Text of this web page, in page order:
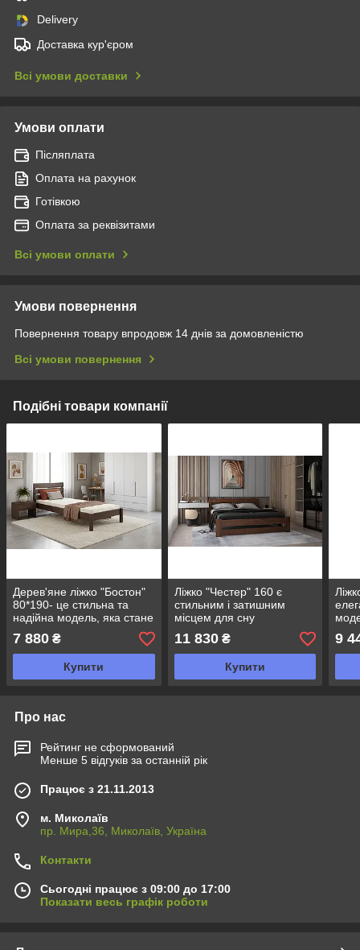
Delivery
Доставка кур'єром
Всі умови доставки
Умови оплати
Післяплата
Оплата на рахунок
Готівкою
Оплата за реквізитами
Всі умови оплати
Умови повернення
Повернення товару впродовж 14 днів за домовленістю
Всі умови повернення
Подібні товари компанії
Дерев'яне ліжко "Бостон"
80*190- це стильна та
надійна модель, яка стане
затишним центром будь-
якої спальні
7 880 ₴
Купити
Ліжко "Честер" 160 є
стильним і затишним
місцем для сну
11 830₴
Купити
9
Про нас
Рейтинг не сформований
Менше 5 відгуків за останній рік
Працює з 21.11.2013
м. Миколаїв
пр. Мира,36, Миколаїв, Україна
Контакти
Сьогодні працює з 09:00 до 17:00
Показати весь графік роботи